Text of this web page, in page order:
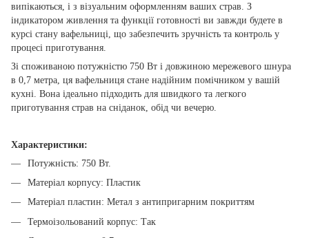
випікаються, і з візуальним оформленням ваших страв. З
індикатором живлення та функції готовності ви завжди будете в
курсі стану вафельниці, що забезпечить зручність та контроль у
процесі приготування.
Зі споживаною потужністю 750 Вт і довжиною мережевого шнура
в 0,7 метра, ця вафельниця стане надійним помічником у вашій
кухні. Вона ідеально підходить для швидкого та легкого
приготування страв на сніданок, обід чи вечерю.
Характеристики:
Потужність: 750 Вт.
Матеріал корпусу: Пластик
Матеріал пластин: Метал з антипригарним покриттям
Термоізольований корпус: Так